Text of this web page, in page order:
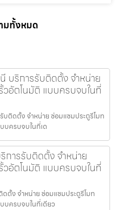
มทั้งหมด
บริการรับติดตั้ง จำหน่าย
อัตโนมัติ แบบครบจบในที่
บติดตั้ง จำหน่าย ซ่อมแซมประตูรีโมท
บครบจบในที่เด
การรับติดตั้ง จำหน่าย
อัตโนมัติ แบบครบจบในที่
ตั้ง จำหน่าย ซ่อมแซมประตูรีโมท
บครบจบในที่เดียว